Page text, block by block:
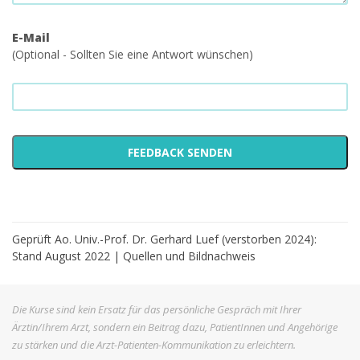
E-Mail
(Optional - Sollten Sie eine Antwort wünschen)
Geprüft Ao. Univ.-Prof. Dr. Gerhard Luef (verstorben 2024):
Stand August 2022 | Quellen und Bildnachweis
Die Kurse sind kein Ersatz für das persönliche Gespräch mit Ihrer
Ärztin/Ihrem Arzt, sondern ein Beitrag dazu, PatientInnen und Angehörige
zu stärken und die Arzt-Patienten-Kommunikation zu erleichtern.